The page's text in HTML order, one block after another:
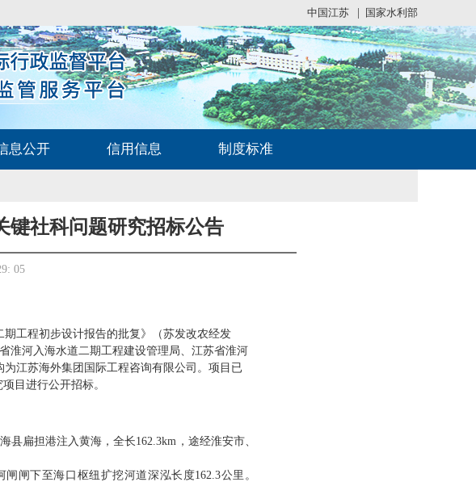
中国江苏 国家水利部
息公开 信用信息 制度标准
键社科问题研究招标公告
05
工程初步设计报告的批复》（苏发改农经发
淮河入海水道二期工程建设管理局、江苏省淮河
为江苏海外集团国际工程咨询有限公司 。项目已
目进行公开招标。
扁担港注入黄海，全长162.3km，途经淮安市、
闸下至海口枢纽扩挖河道深泓长度162.3公里。